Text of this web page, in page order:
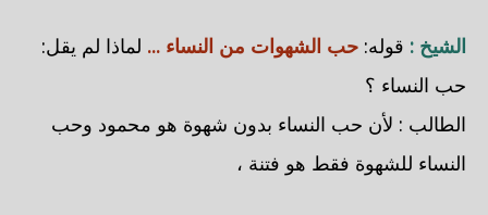
الشيخ : قوله: حب الشهوات من النساء ... لماذا لم يقل:
حب النساء ؟
الطالب : لأن حب النساء بدون شهوة هو محمود وحب
النساء للشهوة فقط هو فتنة ،